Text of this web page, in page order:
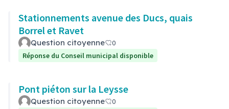
Stationnements avenue des Ducs, quais
Borrel et Ravet
Question citoyenne
0
Réponse du Conseil municipal disponible
Pont piéton sur la Leysse
Question citoyenne
0